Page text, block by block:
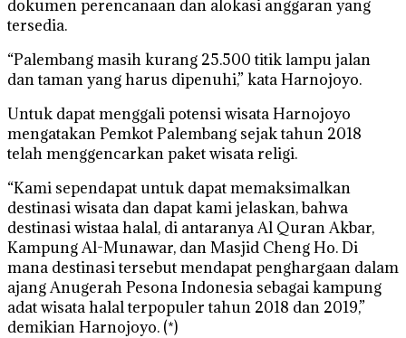
dokumen perencanaan dan alokasi anggaran yang
tersedia.
“Palembang masih kurang 25.500 titik lampu jalan
dan taman yang harus dipenuhi,” kata Harnojoyo.
Untuk dapat menggali potensi wisata Harnojoyo
mengatakan Pemkot Palembang sejak tahun 2018
telah menggencarkan paket wisata religi.
“Kami sependapat untuk dapat memaksimalkan
destinasi wisata dan dapat kami jelaskan, bahwa
destinasi wistaa halal, di antaranya Al Quran Akbar,
Kampung Al-Munawar, dan Masjid Cheng Ho. Di
mana destinasi tersebut mendapat penghargaan dalam
ajang Anugerah Pesona Indonesia sebagai kampung
adat wisata halal terpopuler tahun 2018 dan 2019,”
demikian Harnojoyo. (*)